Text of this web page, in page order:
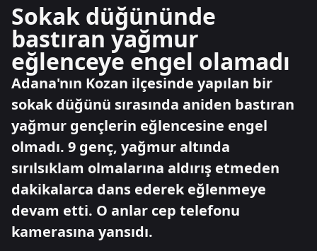
Sokak düğününde
bastıran yağmur
eğlenceye engel olamadı
Adana'nın Kozan ilçesinde yapılan bir
sokak düğünü sırasında aniden bastıran
yağmur gençlerin eğlencesine engel
olmadı. 9 genç, yağmur altında
sırılsıklam olmalarına aldırış etmeden
dakikalarca dans ederek eğlenmeye
devam etti. O anlar cep telefonu
kamerasına yansıdı.